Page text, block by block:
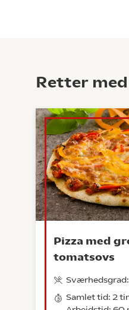
Retter
Pizza med
tomatsovs
Samlet tid: 2